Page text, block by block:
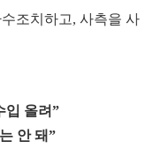
조치하고, 사측을 사
입 올려”
안 돼”